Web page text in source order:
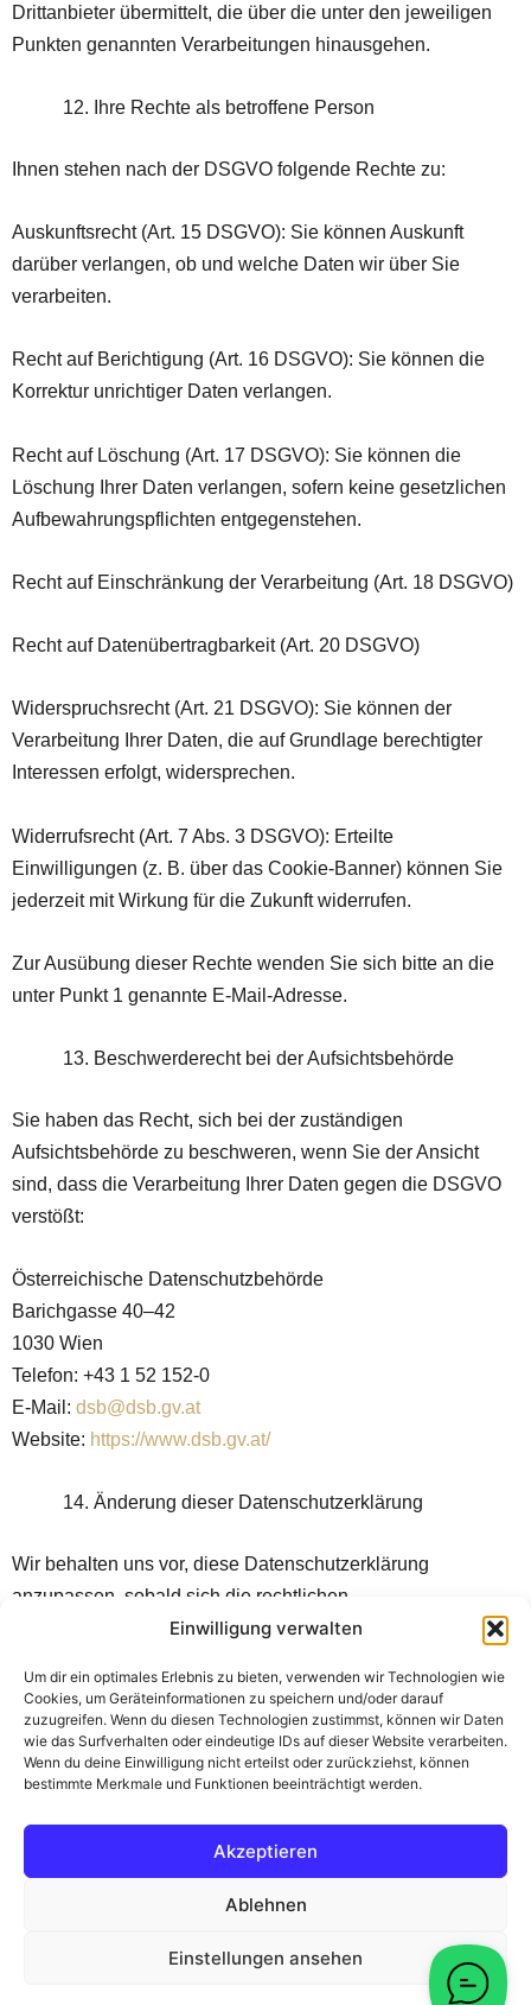
Einwilligung verwalten
Um dir ein optimales Erlebnis zu bieten, verwenden wir Technologien wie
Cookies, um Geräteinformationen zu speichern und/oder darauf
zuzugreifen. Wenn du diesen Technologien zustimmst, können wir Daten
wie das Surfverhalten oder eindeutige IDs auf dieser Website verarbeiten.
Wenn du deine Einwilligung nicht erteilst oder zurückziehst, können
bestimmte Merkmale und Funktionen beeinträchtigt werden.
Akzeptieren
Ablehnen
Einstellungen ansehen
Drittanbieter übermittelt, die über die unter den jeweiligen
Punkten genannten Verarbeitungen hinausgehen.
Ihre Rechte als betroffene Person
Ihnen stehen nach der DSGVO folgende Rechte zu:
Auskunftsrecht (Art. 15 DSGVO): Sie können Auskunft
darüber verlangen, ob und welche Daten wir über Sie
verarbeiten.
Recht auf Berichtigung (Art. 16 DSGVO): Sie können die
Korrektur unrichtiger Daten verlangen.
Recht auf Löschung (Art. 17 DSGVO): Sie können die
Löschung Ihrer Daten verlangen, sofern keine gesetzlichen
Aufbewahrungspflichten entgegenstehen.
Recht auf Einschränkung der Verarbeitung (Art. 18 DSGVO)
Recht auf Datenübertragbarkeit (Art. 20 DSGVO)
Widerspruchsrecht (Art. 21 DSGVO): Sie können der
Verarbeitung Ihrer Daten, die auf Grundlage berechtigter
Interessen erfolgt, widersprechen.
Widerrufsrecht (Art. 7 Abs. 3 DSGVO): Erteilte
Einwilligungen (z. B. über das Cookie-Banner) können Sie
jederzeit mit Wirkung für die Zukunft widerrufen.
Zur Ausübung dieser Rechte wenden Sie sich bitte an die
unter Punkt 1 genannte E-Mail-Adresse.
Beschwerderecht bei der Aufsichtsbehörde
Sie haben das Recht, sich bei der zuständigen
Aufsichtsbehörde zu beschweren, wenn Sie der Ansicht
sind, dass die Verarbeitung Ihrer Daten gegen die DSGVO
verstößt:
Österreichische Datenschutzbehörde
Barichgasse 40–42
1030 Wien
Telefon: +43 1 52 152-0
E-Mail: dsb@dsb.gv.at
Website: https://www.dsb.gv.at/
Änderung dieser Datenschutzerklärung
Wir behalten uns vor, diese Datenschutzerklärung
anzupassen, sobald sich die rechtlichen
Rahmenbedingungen oder die eingesetzten Dienste
abrufbar.
Datenschutz
Cookie-Richtlinie (EU)
Impressum
FAQ
Copyright © 2026 Pilates am Achensee | Powered by
Astra-WordPress-Theme